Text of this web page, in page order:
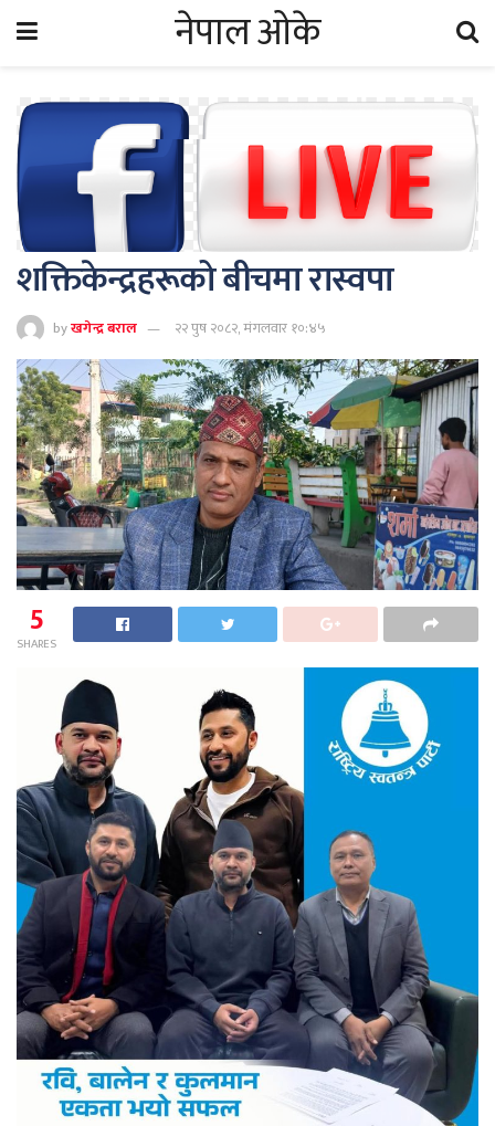
नेपाल ओके
शक्तिकेन्द्रहरूको बीचमा रास्वपा
byखगेन्द्र बराल २२ पुष २०८२, मंगलवार १०:४५
5
SHARES